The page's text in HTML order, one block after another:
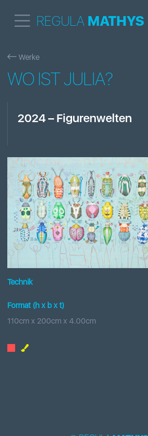
REGULA MATHYS
Werke
WO IST JULIA?
2024– Figurenwelten
Technik
Format (h x bx t)
110cm x 200cm x 4.00cm